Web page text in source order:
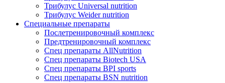
Трибулус Universal nutrition
Трибулус Weider nutrition
Специальные препараты
Послетренировочный комплекс
Предтренировочный комплекс
Спец препараты AllNutrition
Спец препараты Biotech USA
Спец препараты BPI sports
Спец препараты BSN nutrition